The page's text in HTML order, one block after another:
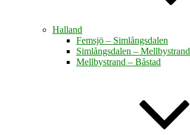
Halland
Femsjö – Simlångsdalen
Simlångsdalen – Mellbystrand
Mellbystrand – Båstad